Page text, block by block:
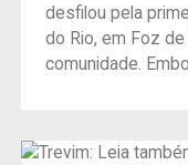
desfilou pela
do Rio, em Foz
comunidade.